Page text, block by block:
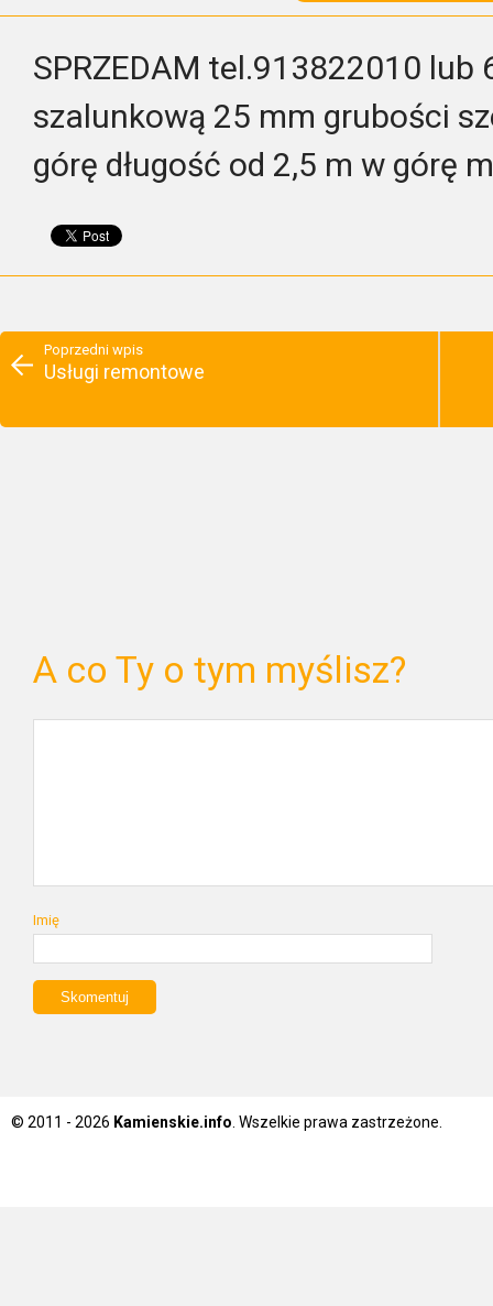
SPRZEDAM tel.913822010 lub
szalunkową 25 mm grubości
górę długość od 2,5 m w górę
Poprzedni wpis
Usługi remontowe
A co Ty o tym myślisz?
Imię
© 2011 - 2026 Kamienskie.info . Wszelkie prawa zastrzeżone.